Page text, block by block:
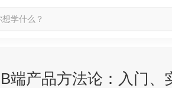
B端产品方法论：入门、